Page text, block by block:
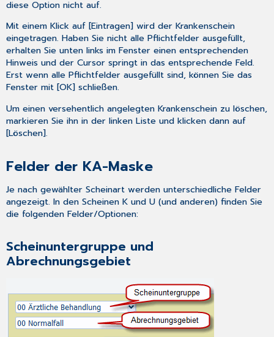
(Scheinart
L)
Kennziffer
(Scheinart
L)
IVD
Probeentnahmedatum
(Scheinart
A
Schaltflächen
Optionen:
[SKT
[Abrechnung
nach
[Vermittlungsart]
Selektivvertrags-
Schein
diese Option nicht auf.
Mit einem Klick auf [Eintragen] wird der Krankenschein
eingetragen. Haben Sie nicht alle Pflichtfelder ausgefüllt,
erhalten Sie unten links im Fenster einen entsprechenden
Hinweis und der Cursor springt in das entsprechende Feld.
Erst wenn alle Pflichtfelder ausgefüllt sind, können Sie das
Fenster mit [OK] schließen.
Um einen versehentlich angelegten Krankenschein zu löschen,
markieren Sie ihn in der linken Liste und klicken dann auf
[Löschen].
Felder der KA-Maske
Je nach gewählter Scheinart werden unterschiedliche Felder
angezeigt. In den Scheinen K und U (und anderen) finden Sie
die folgenden Felder/Optionen:
Scheinuntergruppe und
Abrechnungsgebiet